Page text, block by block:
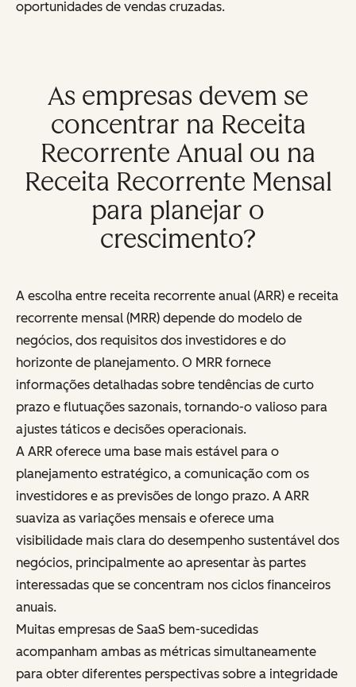
oportunidades de vendas cruzadas.
As empresas devem se
concentrar na Receita
Recorrente Anual ou na
Receita Recorrente Mensal
para planejar o
crescimento?
A escolha entre receita recorrente anual (ARR) e receita
recorrente mensal (MRR) depende do modelo de
negócios, dos requisitos dos investidores e do
horizonte de planejamento. O MRR fornece
informações detalhadas sobre tendências de curto
prazo e flutuações sazonais, tornando-o valioso para
ajustes táticos e decisões operacionais.
A ARR oferece uma base mais estável para o
planejamento estratégico, a comunicação com os
investidores e as previsões de longo prazo. A ARR
suaviza as variações mensais e oferece uma
visibilidade mais clara do desempenho sustentável dos
negócios, principalmente ao apresentar às partes
interessadas que se concentram nos ciclos financeiros
anuais.
Muitas empresas de SaaS bem-sucedidas
acompanham ambas as métricas simultaneamente
para obter diferentes perspectivas sobre a integridade